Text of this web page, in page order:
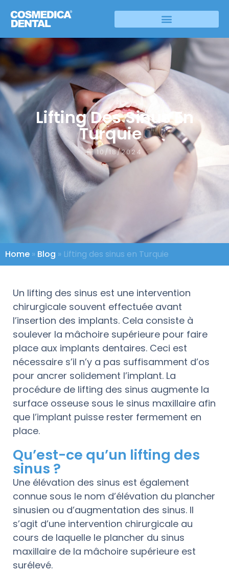
Lifting Des Sinus En
Turquie
10/18/2024
Home » Blog » Lifting des sinus en Turquie
Un lifting des sinus est une intervention
chirurgicale souvent effectuée avant
l’insertion des implants. Cela consiste à
soulever la mâchoire supérieure pour faire
place aux implants dentaires. Ceci est
nécessaire s’il n’y a pas suffisamment d’os
pour ancrer solidement l’implant. La
procédure de lifting des sinus augmente la
surface osseuse sous le sinus maxillaire afin
que l’implant puisse rester fermement en
place.
Qu’est-ce qu’un lifting des
sinus ?
Une élévation des sinus est également
connue sous le nom d’élévation du plancher
sinusien ou d’augmentation des sinus. Il
s’agit d’une intervention chirurgicale au
cours de laquelle le plancher du sinus
maxillaire de la mâchoire supérieure est
surélevé.